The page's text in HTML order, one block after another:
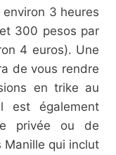
environ 3 heures
300 pesos par
4 euros). Une
de vous rendre
en trike au
est également
privée ou de
Manille qui inclut